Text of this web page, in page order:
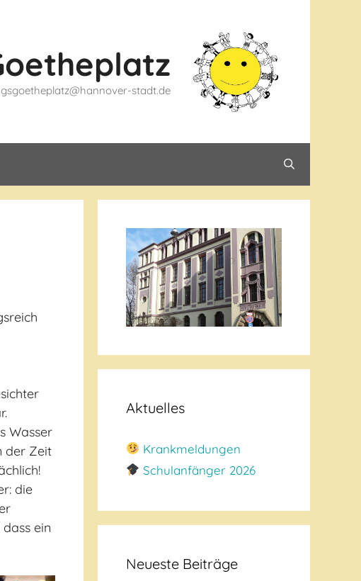
gsgoetheplatz@hannover-stadt.de
Wasser
der Zeit
die
ein
Aktuelles
Krankmeldungen
Schulanfänger 2026
Neueste Beiträge